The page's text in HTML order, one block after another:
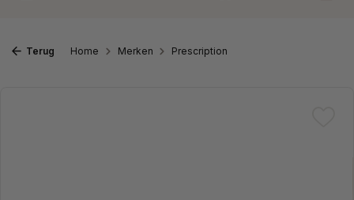
Terug Home Merken Prescription